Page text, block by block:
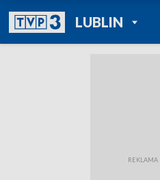
LUBLINPOWRÓT DO
TVP REGIONY